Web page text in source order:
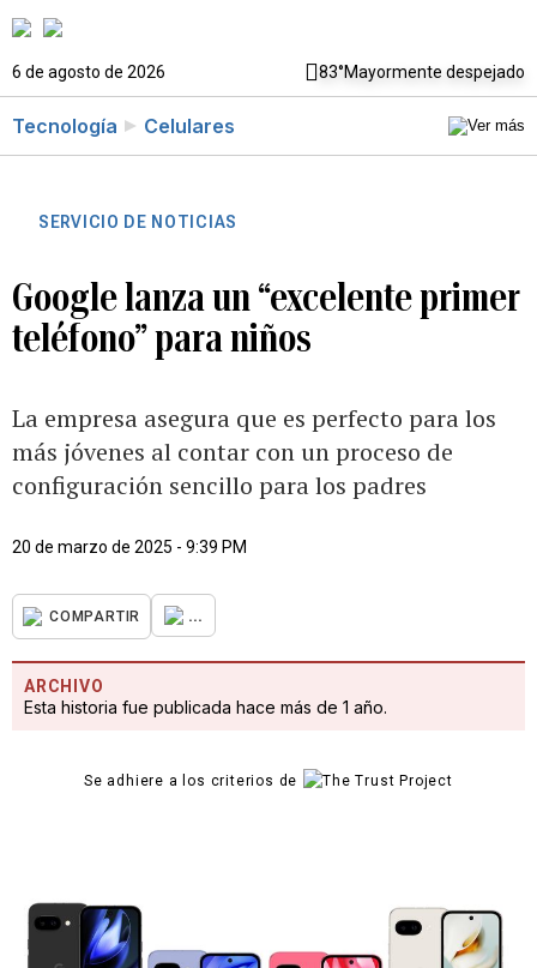
6 de agosto de 2026 83°Mayormente despejado
Tecnología Celulares
SERVICIO DE NOTICIAS
Google lanza un “excelente primer
teléfono” para niños
La empresa asegura que es perfecto para los
más jóvenes al contar con un proceso de
configuración sencillo para los padres
20 de marzo de 2025 - 9:39 PM
COMPARTIR ...
ARCHIVO
Esta historia fue publicada hace más de 1 año.
Se adhiere a los criterios de